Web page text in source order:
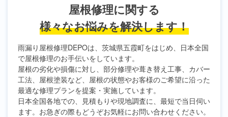
屋根修理に関する
様々なお悩みを解決します！
雨漏り屋根修理DEPOは、茨城県五霞町をはじめ、日本全国
で屋根修理のお手伝いをしています。
屋根の劣化や損傷に対し、部分修理や葺き替え工事、カバー
工法、屋根塗装など、屋根の状態やお客様のご希望に沿った
最適な修理プランを提案・実施しています。
日本全国各地での、見積もりや現地調査に、最短で当日伺い
ます。お急ぎの際もどうぞお気軽にお問い合わせください。